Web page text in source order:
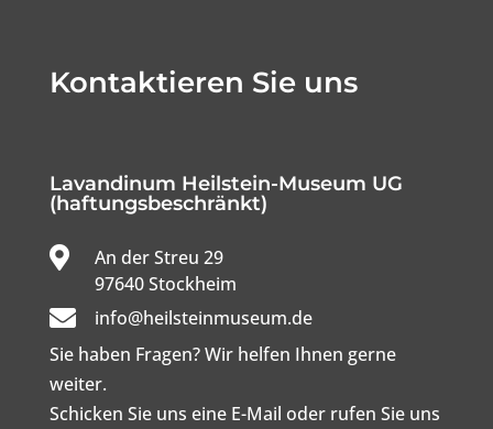
Kontaktieren Sie uns
Lavandinum Heilstein-Museum UG
(haftungsbeschränkt)
 An der Streu 29
97640 Stockheim

info@heilsteinmuseum.de
Sie haben Fragen? Wir helfen Ihnen gerne
weiter.
Schicken Sie uns eine E-Mail oder rufen Sie uns